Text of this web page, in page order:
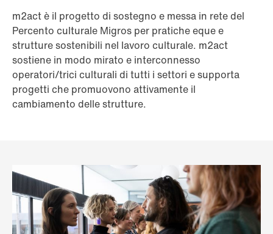
m2act è il progetto di sostegno e messa in rete del
Percento culturale Migros per pratiche eque e
strutture sostenibili nel lavoro culturale. m2act
sostiene in modo mirato e interconnesso
operatori/trici culturali di tutti i settori e supporta
progetti che promuovono attivamente il
cambiamento delle strutture.